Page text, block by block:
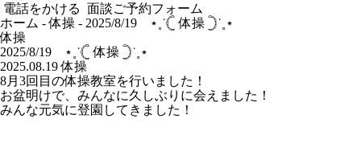
電話をかける 面談ご予約フォーム
ホーム -体操 - 2025/8/19 ‪⋆˳˙𓊆 体操 𓊇˙˳⋆
体操
2025/8/19 ‪⋆˳˙𓊆 体操 𓊇˙˳⋆
2025.08.19 体操
8月3回目の体操教室を行いました！
お盆明けで、みんなに久しぶりに会えました！
みんな元気に登園してきました！